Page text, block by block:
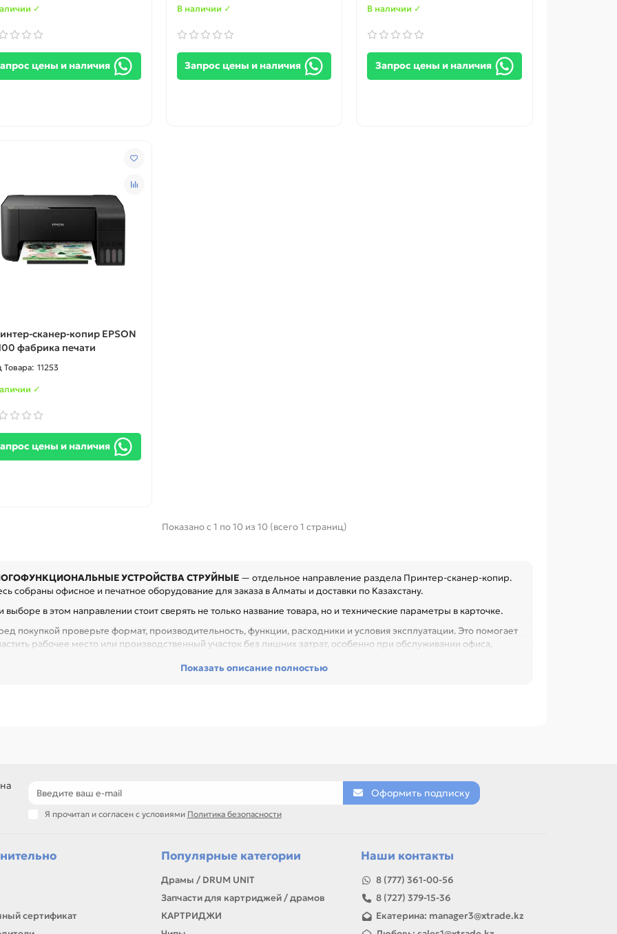
✓
цены и наличия
В наличии ✓
Запрос цены и наличия
В наличии ✓
Запрос цены и наличия
сканер-копир EPSON
фабрика печати
11253
✓
цены и наличия
Показано с 1 по 10 из 10 (всего 1 страниц)
УСТРОЙСТВА СТРУЙНЫЕ — отдельное направление раздела Принтер-сканер-копир.
собраны офисное и печатное оборудование для заказа в Алматы и доставки по Казахстану.
выборе в этом направлении стоит сверять не только название товара, но и технические параметры в карточке.
покупкой проверьте формат, производительность, функции, расходники и условия эксплуатации. Это помогает
рабочее место или производственный участок без лишних затрат, особенно при обслуживании офиса,
решения для офиса, сервиса и полиграфии
самовывоз и доставка по Алматы, отправка по Казахстану
Показать описание полностью
Оформить подписку
Я прочитал и согласен с условиями Политика безопасности
сертификат
Популярные категории
Драмы / DRUM UNIT
Запчасти для картриджей / драмов
КАРТРИДЖИ
Наши контакты
8 (777) 361-00-56
8 (727) 379-15-36
Екатерина: manager3@xtrade.kz